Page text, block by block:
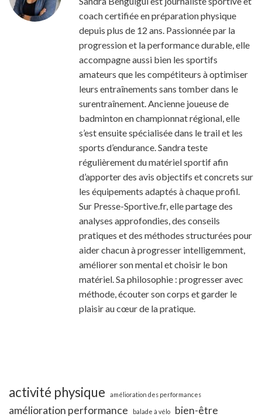
coach certifiée en préparation physique
depuis plus de 12 ans. Passionnée par la
progression et la performance durable, elle
accompagne aussi bien les sportifs
amateurs que les compétiteurs à optimiser
leurs entraînements sans tomber dans le
surentraînement. Ancienne joueuse de
badminton en championnat régional, elle
s’est ensuite spécialisée dans le trail et les
sports d’endurance. Sandra teste
régulièrement du matériel sportif afin
d’apporter des avis objectifs et concrets sur
les équipements adaptés à chaque profil.
Sur Presse-Sportive.fr, elle partage des
analyses approfondies, des conseils
pratiques et des méthodes structurées pour
aider chacun à progresser intelligemment,
améliorer son mental et choisir le bon
matériel. Sa philosophie : progresser avec
méthode, écouter son corps et garder le
plaisir au cœur de la pratique.
activité physique amélioration des performances
amélioration performance balade à vélo
bien-être